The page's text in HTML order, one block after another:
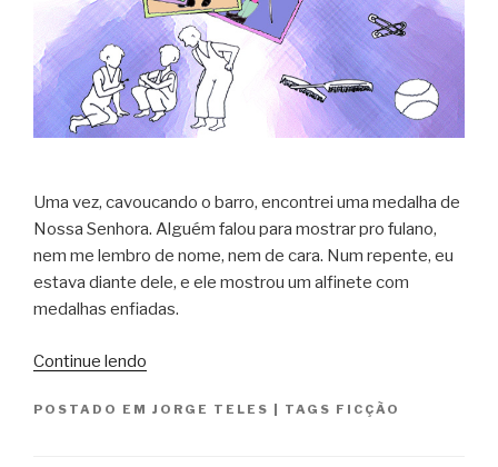
Uma vez, cavoucando o barro, encontrei uma medalha de
Nossa Senhora. Alguém falou para mostrar pro fulano,
nem me lembro de nome, nem de cara. Num repente, eu
estava diante dele, e ele mostrou um alfinete com
medalhas enfiadas.
Continue lendo
abutres
POSTADO EM JORGE TELES TAGS FICÇÃO